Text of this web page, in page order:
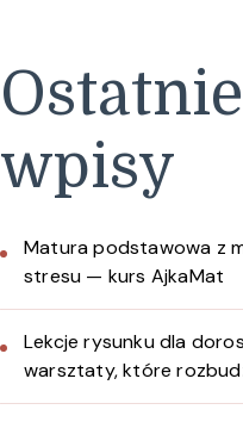
Ostatnie
wpisy
Matura podstawowa z
stresu — kurs AjkaMat
Lekcje rysunku dla
warsztaty, które